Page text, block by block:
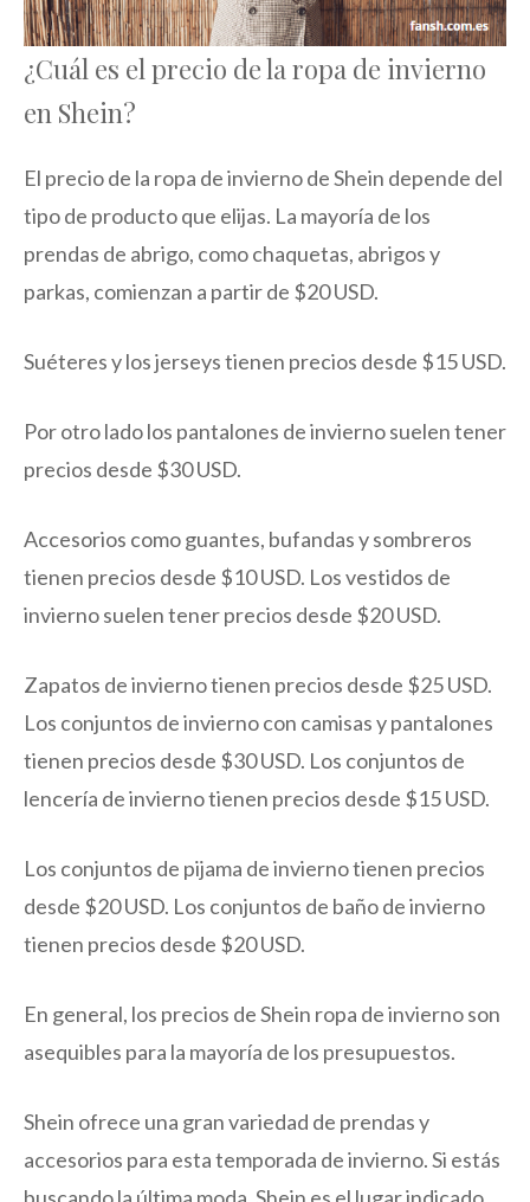
¿Cuál es el precio de la ropa de invierno
en Shein?
El precio de la ropa de invierno de Shein depende del
tipo de producto que elijas. La mayoría de los
prendas de abrigo, como chaquetas, abrigos y
parkas, comienzan a partir de $20 USD.
Suéteres y los jerseys tienen precios desde $15 USD.
Por otro lado los pantalones de invierno suelen tener
precios desde $30 USD.
Accesorios como guantes, bufandas y sombreros
tienen precios desde $10 USD. Los vestidos de
invierno suelen tener precios desde $20 USD.
Zapatos de invierno tienen precios desde $25 USD.
Los conjuntos de invierno con camisas y pantalones
tienen precios desde $30 USD. Los conjuntos de
lencería de invierno tienen precios desde $15 USD.
Los conjuntos de pijama de invierno tienen precios
desde $20 USD. Los conjuntos de baño de invierno
tienen precios desde $20 USD.
En general, los precios de Shein ropa de invierno son
asequibles para la mayoría de los presupuestos.
Shein ofrece una gran variedad de prendas y
accesorios para esta temporada de invierno. Si estás